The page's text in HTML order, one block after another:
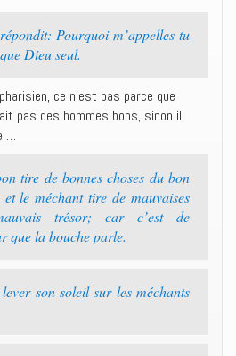
Pourquoi m’appelles-tu
Dieu seul.
ce n’est pas parce que
pas des hommes bons, sinon il
…
tire de bonnes choses du bon
le méchant tire de mauvaises
trésor; car c’est de
que la bouche parle.
son soleil sur les méchants